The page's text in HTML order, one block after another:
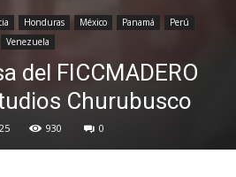
Honduras México Panamá
Perú
Venezuela
del FICCMADERO
Churubusco
930 0